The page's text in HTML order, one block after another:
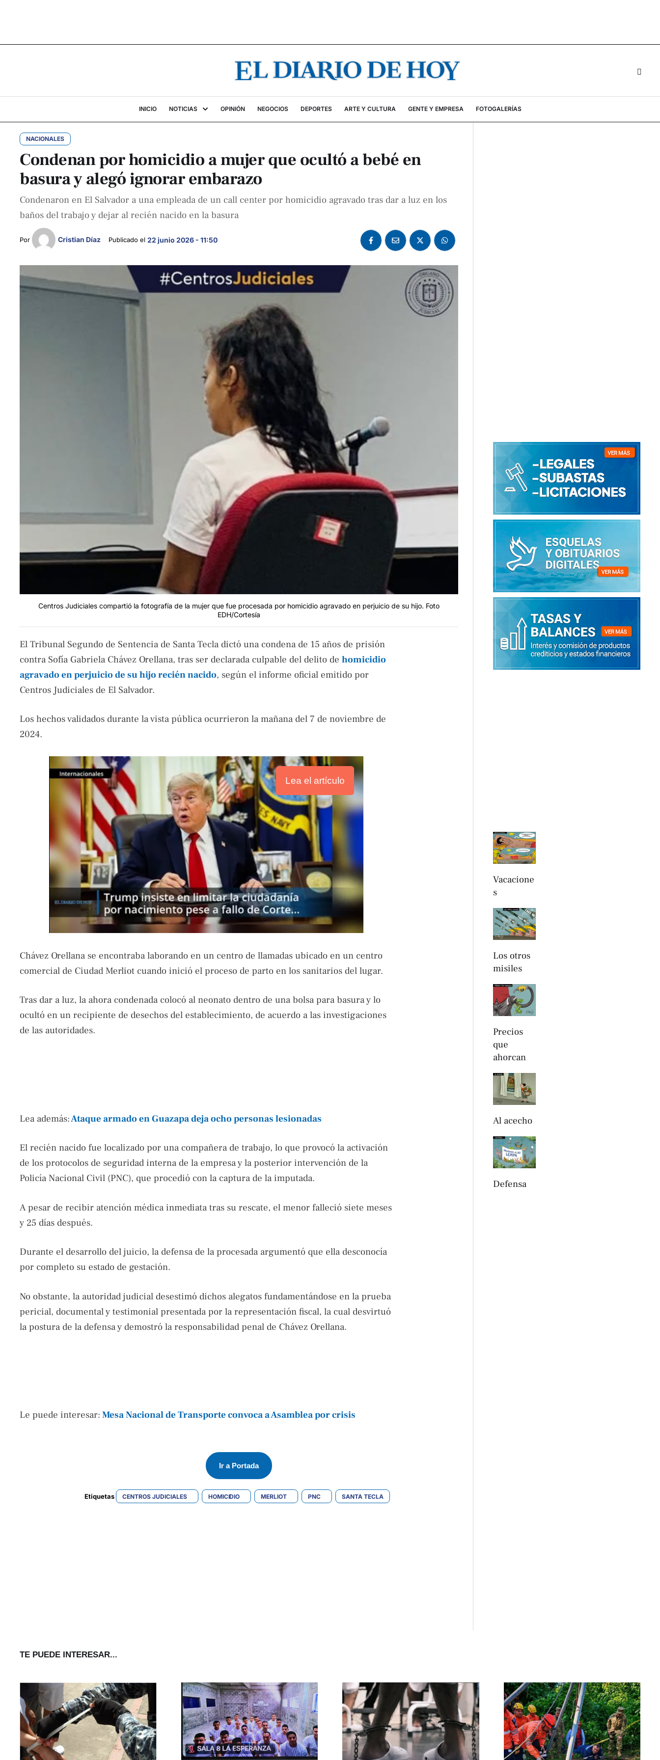
INICIO NOTICIAS OPINIÓN NEGOCIOS DEPORTES ARTE Y CULTURA GENTE Y EMPRESA FOTOGALERÍAS
NACIONALES
Condenan por homicidio a mujer que ocultó a bebé en
basura y alegó ignorar embarazo
Condenaron en El Salvador a una empleada de un call center por homicidio agravado tras dar a luz en los
baños del trabajo y dejar al recién nacido en la basura
Por Cristian Díaz Publicado el 22 junio 2026 - 11:50
Centros Judiciales compartió la fotografía de la mujer que fue procesada por homicidio agravado en perjuicio de su hijo. Foto
EDH/Cortesía
El Tribunal Segundo de Sentencia de Santa Tecla dictó una condena de 15 años de prisión
contra Sofía Gabriela Chávez Orellana, tras ser declarada culpable del delito de homicidio
agravado en perjuicio de su hijo recién nacido, según el informe oficial emitido por
Centros Judiciales de El Salvador.
Los hechos validados durante la vista pública ocurrieron la mañana del 7 de noviembre de
2024.
Lea el artículo
Chávez Orellana se encontraba laborando en un centro de llamadas ubicado en un centro
comercial de Ciudad Merliot cuando inició el proceso de parto en los sanitarios del lugar.
Tras dar a luz, la ahora condenada colocó al neonato dentro de una bolsa para basura y lo
ocultó en un recipiente de desechos del establecimiento, de acuerdo a las investigaciones
de las autoridades.
Lea además:Ataque armado en Guazapa deja ocho personas lesionadas
El recién nacido fue localizado por una compañera de trabajo, lo que provocó la activación
de los protocolos de seguridad interna de la empresa y la posterior intervención de la
Policía Nacional Civil (PNC), que procedió con la captura de la imputada.
A pesar de recibir atención médica inmediata tras su rescate, el menor falleció siete meses
y 25 días después.
Durante el desarrollo del juicio, la defensa de la procesada argumentó que ella desconocía
por completo su estado de gestación.
No obstante, la autoridad judicial desestimó dichos alegatos fundamentándose en la prueba
pericial, documental y testimonial presentada por la representación fiscal, la cual desvirtuó
la postura de la defensa y demostró la responsabilidad penal de Chávez Orellana.
Le puede interesar: Mesa Nacional de Transporte convoca a Asamblea por crisis
Ir a Portada
Etiquetas CENTROS JUDICIALES HOMICIDIO MERLIOT PNC SANTA TECLA
Vacacione
s
Los otros
misiles
Precios
que
ahorcan
Al acecho
Defensa
TE PUEDE INTERESAR...